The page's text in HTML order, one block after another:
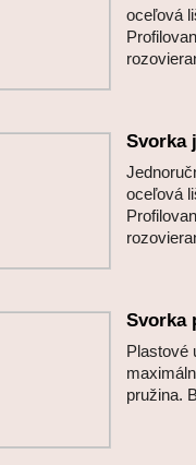
oceľová
Svorka
oceľová
Svorka
Plastové